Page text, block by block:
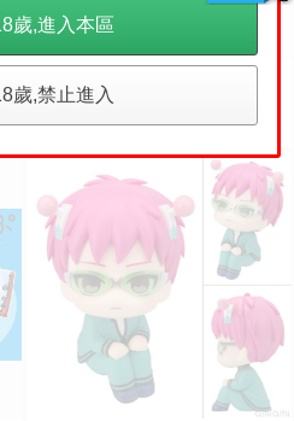
【8/20預購書】請問您今天
要來點兔子嗎？ 12 作者：Koi/尖
售價 150
歲,進入本區
歲,禁止進入